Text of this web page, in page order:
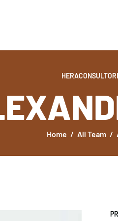
Home All Team
NOSOTROS
CONTACTO